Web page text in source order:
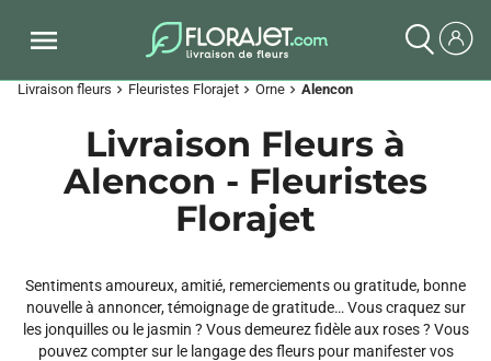
Livraison fleurs chevron_right Fleuristes Florajet chevron_right Orne chevron_right Alencon
Livraison Fleurs à
Alencon - Fleuristes
Florajet
Sentiments amoureux, amitié, remerciements ou gratitude, bonne
nouvelle à annoncer, témoignage de gratitude… Vous craquez sur
les jonquilles ou le jasmin ? Vous demeurez fidèle aux roses ? Vous
pouvez compter sur le langage des fleurs pour manifester vos